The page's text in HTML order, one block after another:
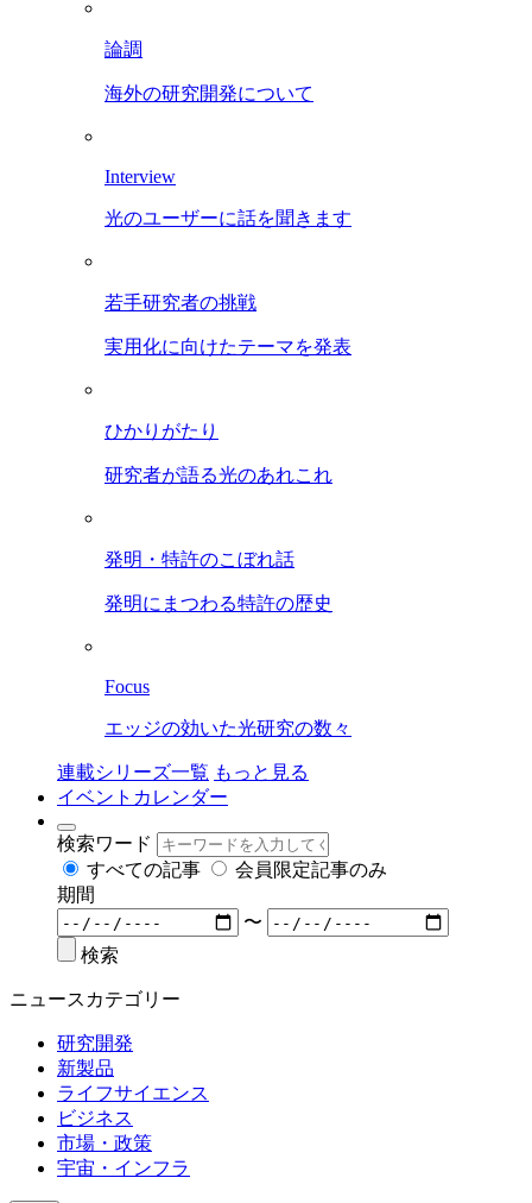
論調
海外の研究開発について
Interview
光のユーザーに話を聞きます
若手研究者の挑戦
実用化に向けたテーマを発表
ひかりがたり
研究者が語る光のあれこれ
発明・特許のこぼれ話
発明にまつわる特許の歴史
Focus
エッジの効いた光研究の数々
連載シリーズ一覧 もっと見る
イベントカレンダー
検索ワード
すべての記事
会員限定記事のみ
期間
〜
検索
ニュースカテゴリー
研究開発
新製品
ライフサイエンス
ビジネス
市場・政策
宇宙・インフラ